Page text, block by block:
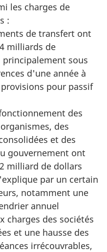
les charges de
:
de transfert ont
milliards de
principalement sous
d'une année à
pour passif
des
des
et des
gouvernement ont
milliard de dollars
par un certain
notamment une
annuel
charges des sociétés
et une hausse des
irrécouvrables,